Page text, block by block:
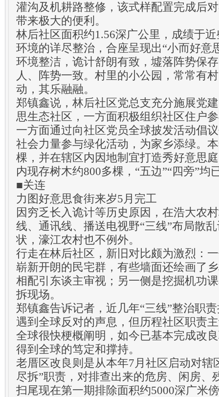
灌沟及机耕路整修，该式样配置完成后
带来极大的便利。
林后社区面积约1.56深广公里，成绩于
环境的详尽整治，合座呈现出“小而好意
环境整洁，诡计舒朗有致，墟落阵势保
人、阵势一致。村里的小公园，常常有
动，其乐融融。
郑镇鑫说，林后社区党总支充分施展党
思生态社区，一方面积极组织社区住户
一方面通过向社区党员全球披发活动倡
社会力量参与绿化活动，为家乡添绿。
棵，并在辖区内因地制宜打造秀好意思
内现存树木约800多棵，“五边”“四旁”均
■关连
力图好意思食街来岁5月完工
因穷乏长入诡计等历史原因，在浩大农
线、通讯线、播送电视野“三线”布局散
状，濠江农村也不例外。
行走在林后社区，新旧对比颇为激烈：
崭新开朗的民宅群，有些墙面还绘画了
相配引东谈主审视；另一侧是挖掘机功
拆现场。
郑镇鑫告诉记者，近几年“三线”整治职
遇到全球反对的声息，但历程社区职责
全球很快梗概阐明，如今已基本完成改
得到全球的笃定和撑持。
老厝区改良则是从本年7月社区启动对辖
尽拆”职责，对排查出来的危房、闲房、
扫尾现在第一期排除面积约5000深广米